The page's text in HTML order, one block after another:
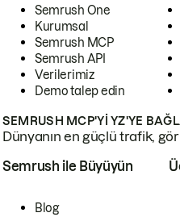
Semrush One
Kurumsal
Semrush MCP
Semrush API
Verilerimiz
Demo talep edin
SEMRUSH MCP'YI YZ'YE
Dünyanın en güçlü trafik,
Semrush ile Büyüyün
Blog